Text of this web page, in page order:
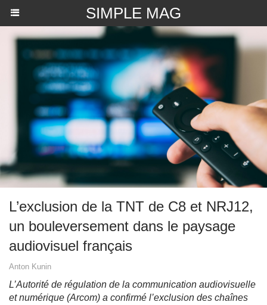
SIMPLE MAG
L’exclusion de la TNT de C8 et NRJ12,
un bouleversement dans le paysage
audiovisuel français
Anton Kunin
L’Autorité de régulation de la communication audiovisuelle
et numérique (Arcom) a confirmé l’exclusion des chaînes